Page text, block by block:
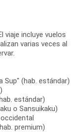
viaje incluye vuelos
varias veces al
Sup" (hab. estándar)
estándar)
o Sansuikaku)
premium)